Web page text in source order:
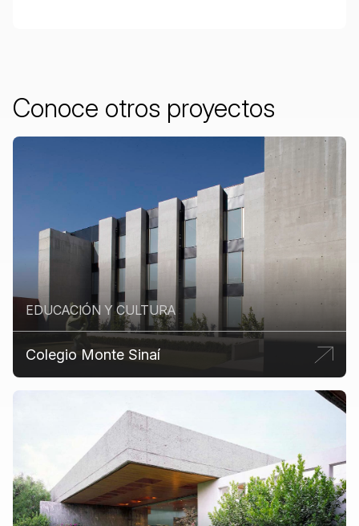
Conoce otros proyectos
EDUCACIÓN Y CULTURA
Colegio Monte Sinaí